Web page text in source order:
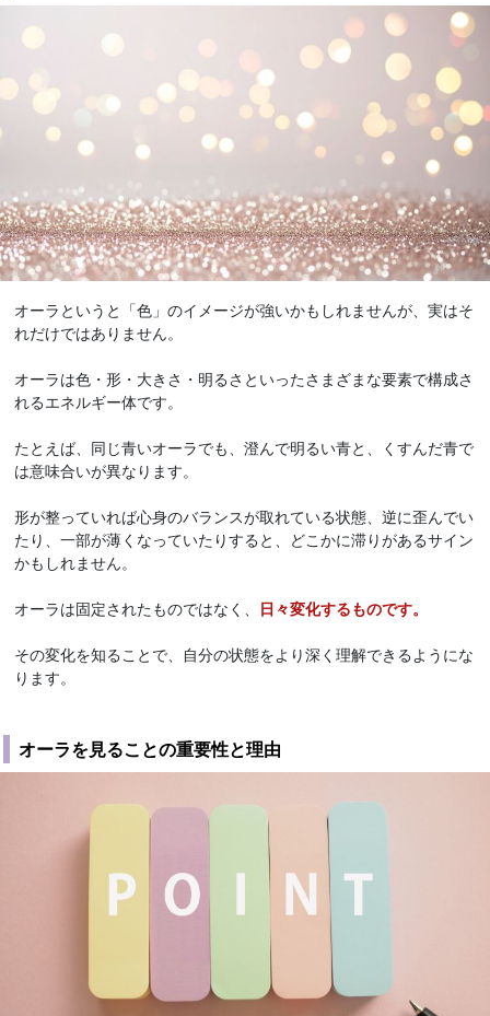
オーラというと「色」のイメージが強いかもしれませんが、実はそ
れだけではありません。
オーラは色・形・大きさ・明るさといったさまざまな要素で構成さ
れるエネルギー体です。
たとえば、同じ青いオーラでも、澄んで明るい青と、くすんだ青で
は意味合いが異なります。
形が整っていれば心身のバランスが取れている状態、逆に歪んでい
たり、一部が薄くなっていたりすると、どこかに滞りがあるサイン
かもしれません。
オーラは固定されたものではなく、 日々変化するものです。
その変化を知ることで、自分の状態をより深く理解できるようにな
ります。
オーラを見ることの重要性と理由